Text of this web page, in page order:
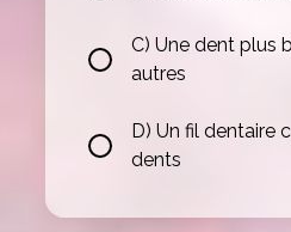
C) Une dent plus
autres
D) Un fil dentaire
dents